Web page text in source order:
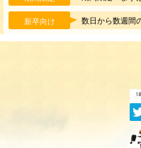
新卒向け 数日から数週間